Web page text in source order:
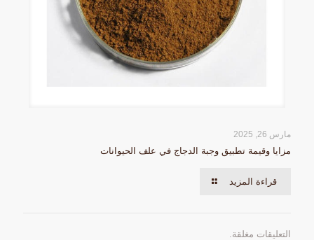
مارس 26, 2025
مزايا وقيمة تطبيق وجبة الدجاج في علف الحيوانات
قراءة المزيد
التعليقات مغلقة.